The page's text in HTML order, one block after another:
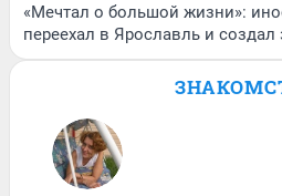
«Мечтал о большой жизни»:
переехал в Ярославль и